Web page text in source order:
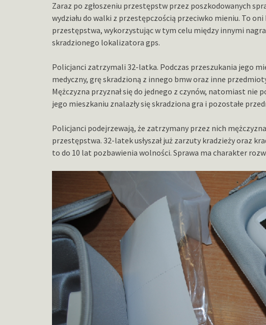
Zaraz po zgłoszeniu przestępstw przez poszkodowanych
wydziału do walki z przestępczością przeciwko mieniu. To
przestępstwa, wykorzystując w tym celu między innymi
skradzionego lokalizatora gps.
Policjanci zatrzymali 32-latka. Podczas przeszukania jego
medyczny, grę skradzioną z innego bmw oraz inne
Mężczyzna przyznał się do jednego z czynów, natomiast nie
jego mieszkaniu znalazły się skradziona gra i pozostałe
Policjanci podejrzewają, że zatrzymany przez nich
przestępstwa. 32-latek usłyszał już zarzuty kradzieży oraz
to do 10 lat pozbawienia wolności. Sprawa ma charakter